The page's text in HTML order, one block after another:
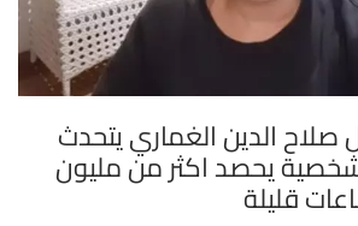
صلاح الدين الغماري يتحدث
يحصد اكثر من مليون
قليلة